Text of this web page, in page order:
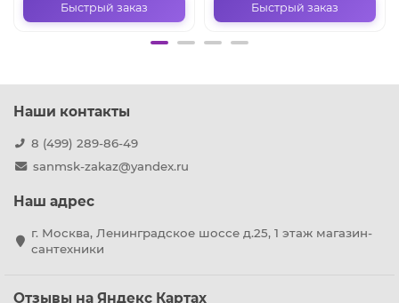
Быстрый заказ Быстрый заказ
Наши контакты
8 (499) 289-86-49
sanmsk-zakaz@yandex.ru
Наш адрес
г. Москва, Ленинградское шоссе д.25, 1 этаж магазин-
сантехники
Отзывы на Яндекс Картах